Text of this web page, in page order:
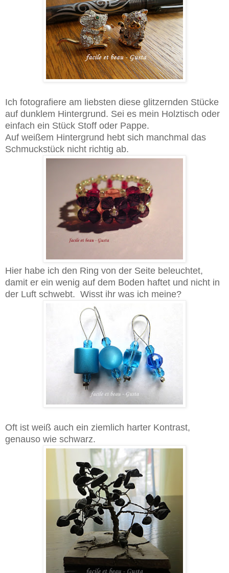
Ich fotografiere am liebsten diese glitzernden Stücke
auf dunklem Hintergrund. Sei es mein Holztisch oder
einfach ein Stück Stoff oder Pappe.
Auf weißem Hintergrund hebt sich manchmal das
Schmuckstück nicht richtig ab.
Hier habe ich den Ring von der Seite beleuchtet,
damit er ein wenig auf dem Boden haftet und nicht in
der Luft schwebt. Wisst ihr was ich meine?
Oft ist weiß auch ein ziemlich harter Kontrast,
genauso wie schwarz.